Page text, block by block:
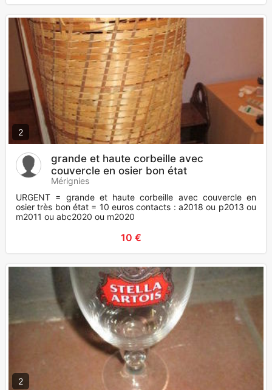
2
grande et haute corbeille avec
couvercle en osier bon état
Mérignies
URGENT = grande et haute corbeille avec couvercle en
osier très bon état = 10 euros contacts : a2018 ou p2013 ou
m2011 ou abc2020 ou m2020
10 €
2